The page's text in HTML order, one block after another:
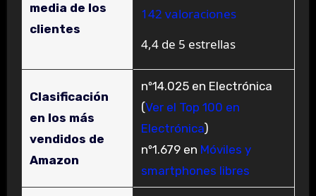
media de los
clientes
142 valoraciones
4,4 de 5 estrellas
Clasificación
en los más
vendidos de
Amazon
nº14.025 en Electrónica
(Ver el Top 100 en
Electrónica)
nº1.679 en Móviles y
smartphones libres